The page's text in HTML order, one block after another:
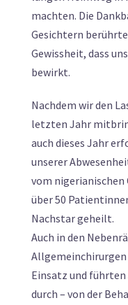
machten. Die
Gesichtern
Gewissheit, dass
bewirkt.
Nachdem wir den
letzten Jahr
auch dieses Jahr
unserer
vom
über 50
Nachstar geheilt.
Auch in den
Allgemeinchirurgen
Einsatz und
durch – von der